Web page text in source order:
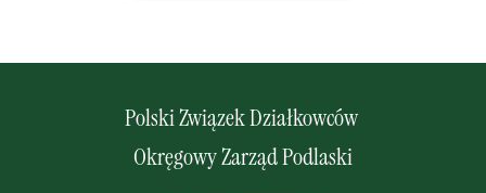
Polski Związek Działkowców
Okręgowy Zarząd Podlaski